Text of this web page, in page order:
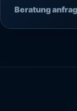
Beratung